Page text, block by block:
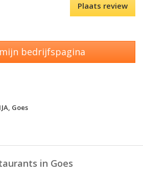
Plaats review
bedrijfspagina
, Goes
in Goes